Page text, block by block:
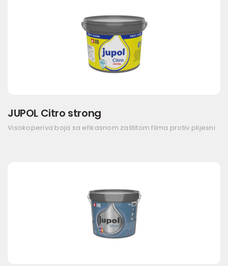
JUPOL Citro strong
Visokoperiva boja sa efikasnom zaštitom filma protiv plijesni